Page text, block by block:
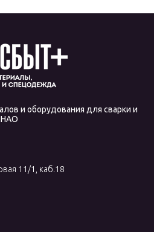
и оборудования для сварки и
11/1, каб.18